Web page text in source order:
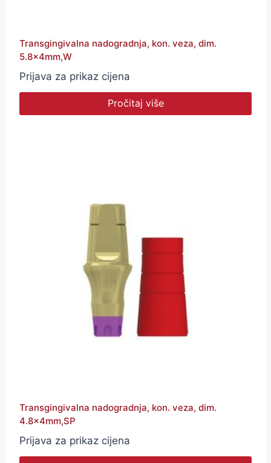
Transgingivalna nadogradnja, kon. veza, dim.
5.8x4mm,W
Prijava za prikaz cijena
Pročitaj više
Transgingivalna nadogradnja, kon. veza, dim.
4.8x4mm,SP
Prijava za prikaz cijena